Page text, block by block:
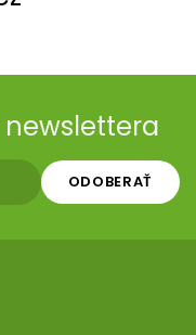
newslettera
ODOBERAŤ